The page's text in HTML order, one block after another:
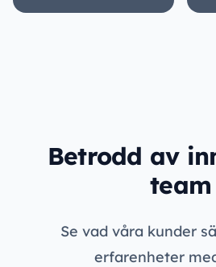
Betrodd av
team
Se vad våra kunder
erfarenheter